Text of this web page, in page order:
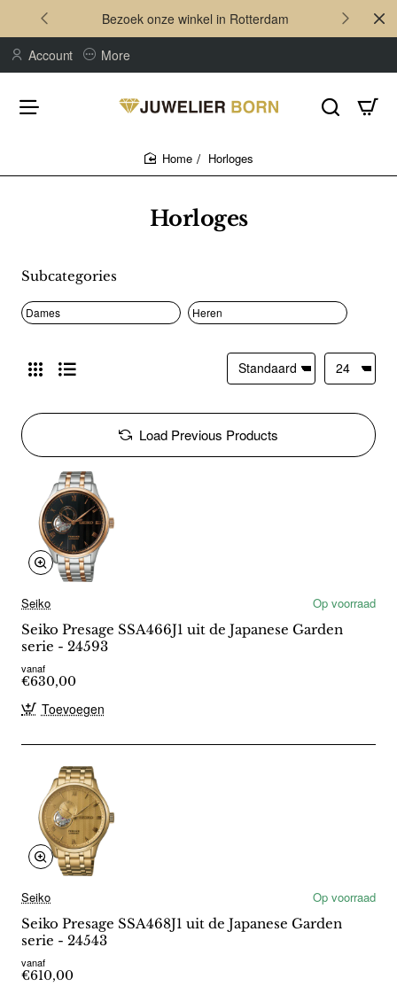
Bezoek onze winkel in Rotterdam
Account More
Horloges
Horloges
Subcategories
Dames Heren
Load Previous Products
Seiko
Op voorraad
Seiko Presage SSA466J1 uit de Japanese Garden
serie - 24593
vanaf
€630,00
Toevoegen
Seiko
Op voorraad
Seiko Presage SSA468J1 uit de Japanese Garden
serie - 24543
vanaf
€610,00